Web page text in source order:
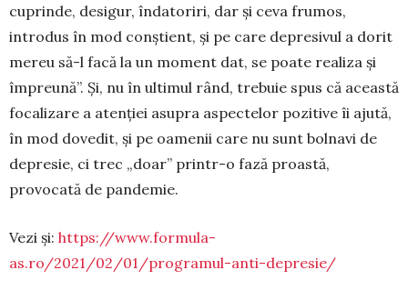
cuprinde, desigur, îndatoriri, dar și ceva frumos,
introdus în mod conștient, și pe care depresivul a dorit
mereu să-l facă la un moment dat, se poate realiza și
împreună”. Și, nu în ultimul rând, trebuie spus că această
focalizare a atenției asupra aspectelor pozitive îi ajută,
în mod dovedit, și pe oamenii care nu sunt bolnavi de
depresie, ci trec „doar” printr-o fază proastă,
provocată de pan­demie.
Vezi și: https://www.formula-
as.ro/2021/02/01/programul-anti-depresie/